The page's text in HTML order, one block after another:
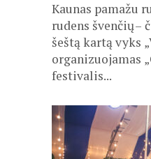
Kaunas pamažu
rudens švenčių –
šeštą kartą vyks
organizuojamas
festivalis...